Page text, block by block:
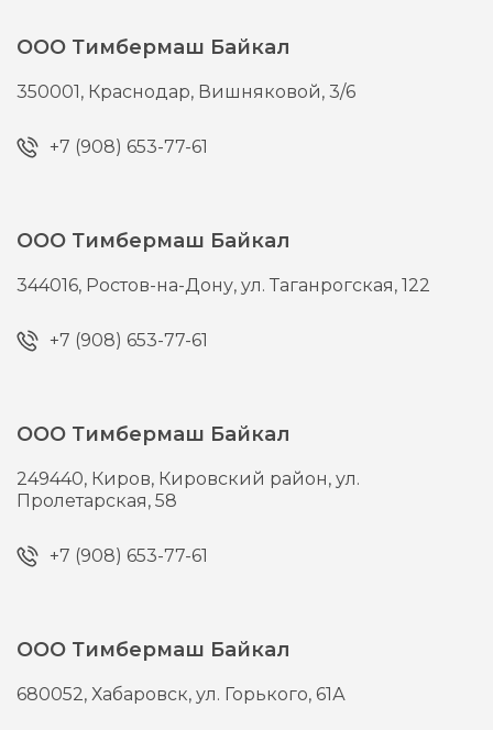
ООО Тимбермаш Байкал
350001, Краснодар, Вишняковой, 3/6
+7 (908) 653-77-61
ООО Тимбермаш Байкал
344016, Ростов-на-Дону,ул. Таганрогская, 122
+7 (908) 653-77-61
ООО Тимбермаш Байкал
249440, Киров, Кировский район, ул.
Пролетарская, 58
+7 (908) 653-77-61
ООО Тимбермаш Байкал
680052,Хабаровск,ул. Горького, 61А